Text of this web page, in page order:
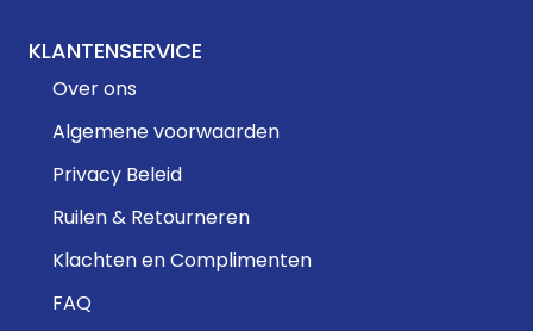
KLANTENSERVICE
Over ons
Algemene voorwaarden
Privacy Beleid
Ruilen & Retourneren
Klachten en Complimenten
FAQ